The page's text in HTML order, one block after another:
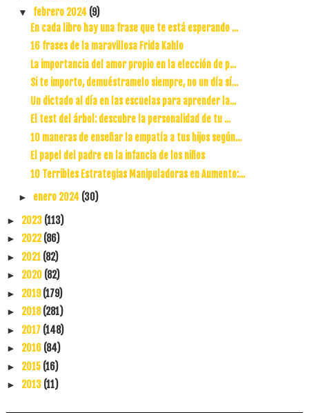
▼ febrero 2024 (9)
En cada libro hay una frase que te está esperando ...
16 frases de la maravillosa Frida Kahlo
La importancia del amor propio en la elección de p...
Si te importo, demuéstramelo siempre, no un día sí...
Un dictado al día en las escuelas para aprender la...
El test del árbol: descubre la personalidad de tu ...
10 maneras de enseñar la empatía a tus hijos según...
El papel del padre en la infancia de los niños
10 Terribles Estrategias Manipuladoras en Aumento:...
► enero 2024 (30)
► 2023 (113)
► 2022(86)
► 2021 (82)
► 2020 (82)
► 2019(179)
► 2018(281)
► 2017 (148)
► 2016 (84)
► 2015 (16)
► 2013 (11)